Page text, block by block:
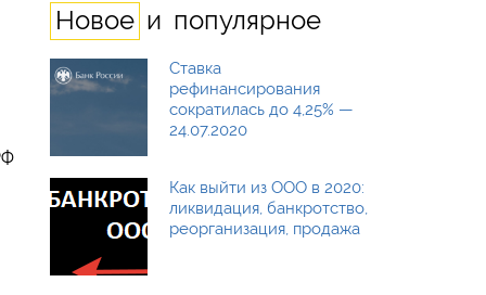
Новое и популярное
Ставка
рефинансирования
сократилась до 4,25% —
24.07.2020
Как выйти из ООО в 2020:
ликвидация, банкротство,
реорганизация, продажа